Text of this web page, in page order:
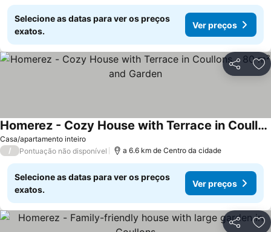
Selecione as datas para ver os preços
exatos.
Ver preços
Partilhar
Casa/apartamento inteiro
Homerez - Cozy House with Terrace in Coullons - 80 m² and Garden
/ Pontuação não disponível a 6.6 km de Centro da cidade
Selecione as datas para ver os preços
exatos.
Ver preços
Partilhar